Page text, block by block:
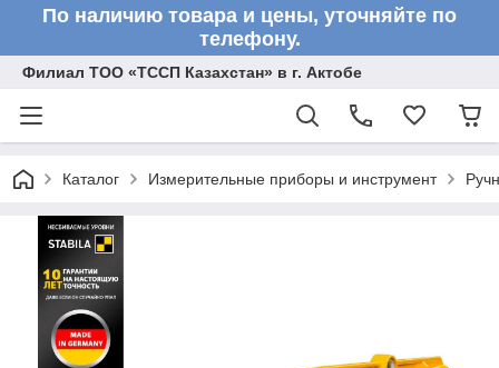
По наличию товара и цены, уточняйте по
телефону.
Филиал ТОО «ТССП Казахстан» в г. Актобе
Каталог Измерительные приборы и инструмент